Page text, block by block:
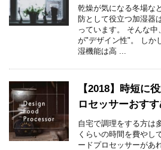
乾燥が気になる冬場な
防として役立つ加湿器
っています。 そんな
が"デザイン性"。 しか
湿機能は高 ...
【2018】時短に
ロセッサーおすす
自宅で調理をする方は
くらいの時間を費やし
ードプロセッサーがあ